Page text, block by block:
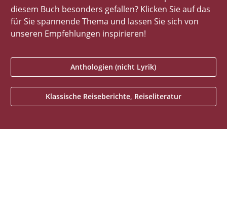
diesem Buch besonders gefallen? Klicken Sie auf das
für Sie spannende Thema und lassen Sie sich von
unseren Empfehlungen inspirieren!
Anthologien (nicht Lyrik)
Klassische Reiseberichte, Reiseliteratur